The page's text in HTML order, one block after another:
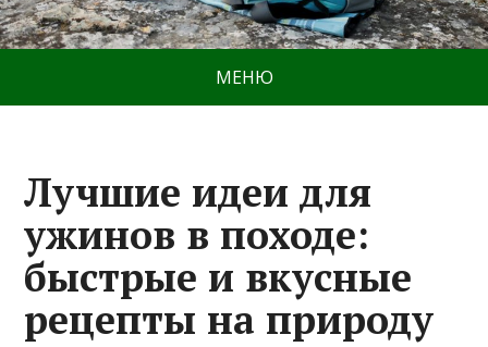
МЕНЮ
Лучшие идеи для
ужинов в походе:
быстрые и вкусные
рецепты на природу